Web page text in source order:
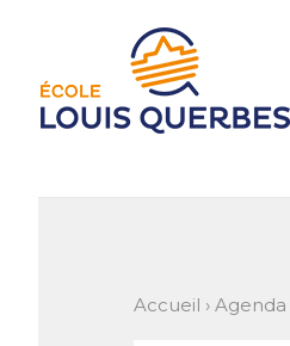
navigation
Accueil › Agenda